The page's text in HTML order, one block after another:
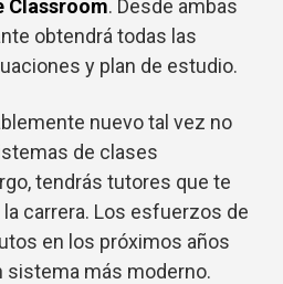
Classroom. Desde ambas
obtendrá todas las
y plan de estudio.
nuevo tal vez no
de clases
tendrás tutores que te
carrera. Los esfuerzos de
en los próximos años
sistema más moderno.